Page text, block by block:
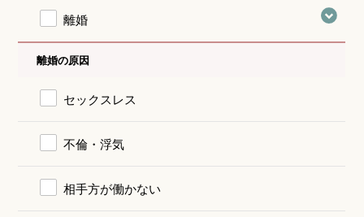
離婚
離婚の原因
セックスレス
不倫・浮気
相手方が働かない